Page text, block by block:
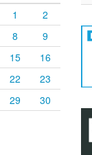
1
2
8
9
15
16
22
23
29
30